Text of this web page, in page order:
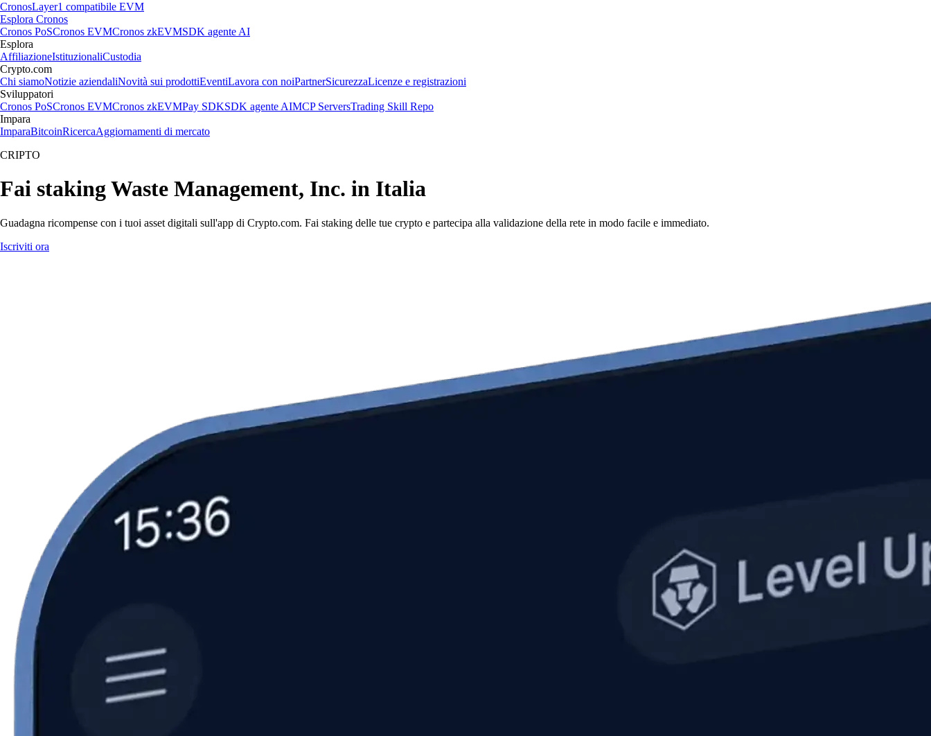
CronosLayer1 compatibile EVM
Esplora Cronos
Cronos PoSCronos EVMCronos zkEVMSDK agente AI
Esplora
AffiliazioneIstituzionaliCustodia
Crypto.com
Chi siamoNotizie aziendaliNovità sui prodottiEventiLavora con noiPartnerSicurezzaLicenze e registrazioni
Sviluppatori
Cronos PoSCronos EVMCronos zkEVMPay SDKSDK agente AIMCP ServersTrading Skill Repo
Impara
ImparaBitcoinRicercaAggiornamenti di mercato
CRIPTO
Fai staking Waste Management, Inc. in Italia
Guadagna ricompense con i tuoi asset digitali sull'app di Crypto.com. Fai staking delle tue crypto e partecipa alla validazione della rete in modo facile e immediato.
Iscriviti ora